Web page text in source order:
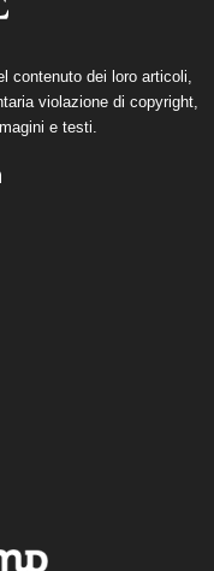
contenuto dei loro articoli,
violazione di copyright,
e testi.